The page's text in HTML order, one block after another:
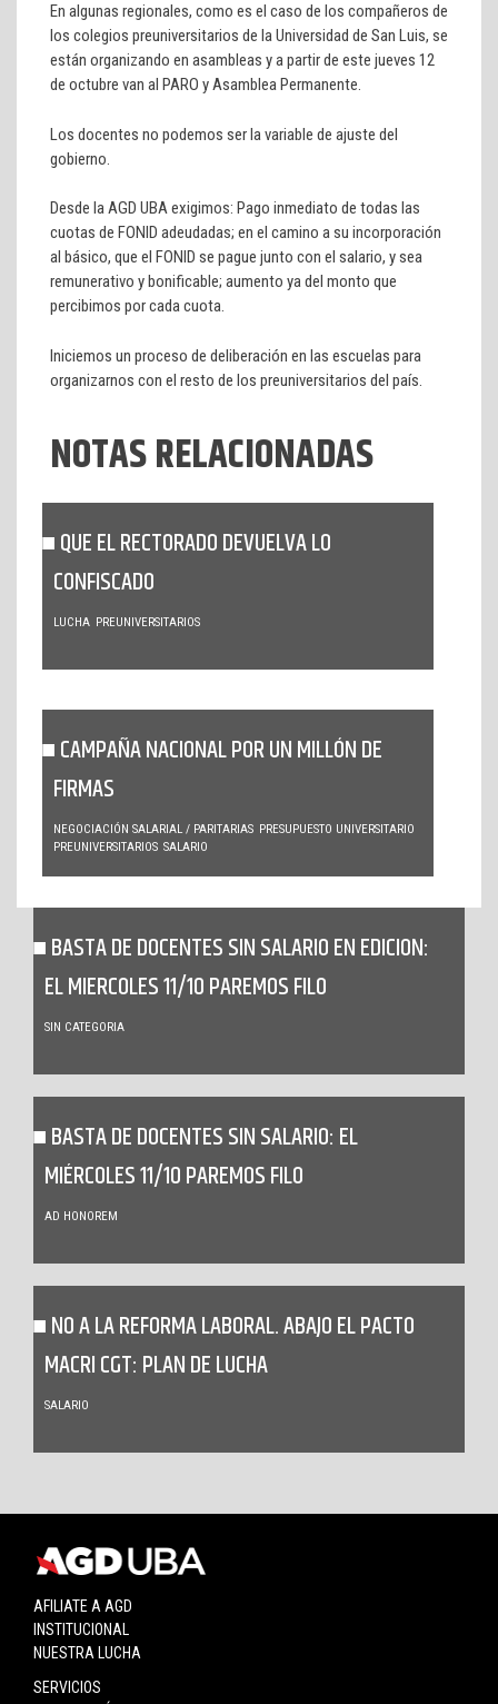
En algunas regionales, como es el caso de los compañeros de
los colegios preuniversitarios de la Universidad de San Luis, se
están organizando en asambleas y a partir de este jueves 12
de octubre van al PARO y Asamblea Permanente.
Los docentes no podemos ser la variable de ajuste del
gobierno.
Desde la AGD UBA exigimos: Pago inmediato de todas las
cuotas de FONID adeudadas; en el camino a su incorporación
al básico, que el FONID se pague junto con el salario, y sea
remunerativo y bonificable; aumento ya del monto que
percibimos por cada cuota.
Iniciemos un proceso de deliberación en las escuelas para
organizarnos con el resto de los preuniversitarios del país.
NOTAS RELACIONADAS
QUE EL RECTORADO DEVUELVA LO
CONFISCADO
LUCHA PREUNIVERSITARIOS
CAMPAÑA NACIONAL POR UN MILLÓN DE
FIRMAS
NEGOCIACIÓN SALARIAL / PARITARIAS PRESUPUESTO UNIVERSITARIO
PREUNIVERSITARIOS SALARIO
BASTA DE DOCENTES SIN SALARIO EN EDICION:
EL MIERCOLES 11/10 PAREMOS FILO
SIN CATEGORIA
BASTA DE DOCENTES SIN SALARIO: EL
MIÉRCOLES 11/10 PAREMOS FILO
AD HONOREM
NO A LA REFORMA LABORAL. ABAJO EL PACTO
MACRI CGT: PLAN DE LUCHA
SALARIO
AFILIATE A AGD
INSTITUCIONAL
NUESTRA LUCHA
SERVICIOS